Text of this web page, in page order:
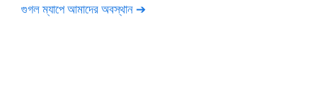
গুগল ম্যাপে আমাদের অবস্থান ➔